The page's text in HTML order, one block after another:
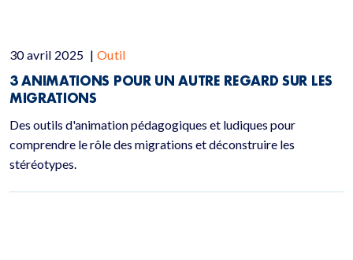
30 avril 2025 | Outil
3 ANIMATIONS POUR UN AUTRE REGARD SUR LES
MIGRATIONS
Des outils d'animation pédagogiques et ludiques pour
comprendre le rôle des migrations et déconstruire les
stéréotypes.